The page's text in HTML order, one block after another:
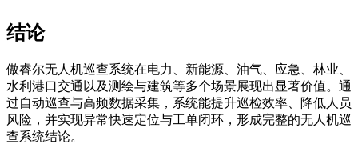
结论
傲睿尔无人机巡查系统在电力、新能源、油气、应急、林业、
水利港口交通以及测绘与建筑等多个场景展现出显著价值。通
过自动巡查与高频数据采集，系统能提升巡检效率、降低人员
风险，并实现异常快速定位与工单闭环，形成完整的无人机巡
查系统结论。